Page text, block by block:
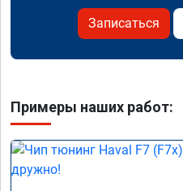
Записаться
Примеры наших работ: